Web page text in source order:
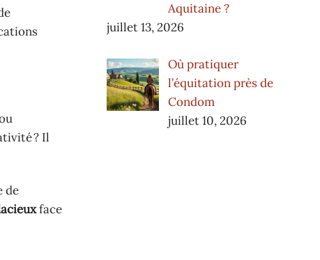
? Il
de
face
Aquitaine ?
juillet 13, 2026
Où pratiquer
l’équitation près de
Condom
juillet 10, 2026